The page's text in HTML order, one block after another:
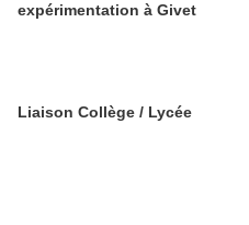
expérimentation à Givet
Liaison Collège / Lycée